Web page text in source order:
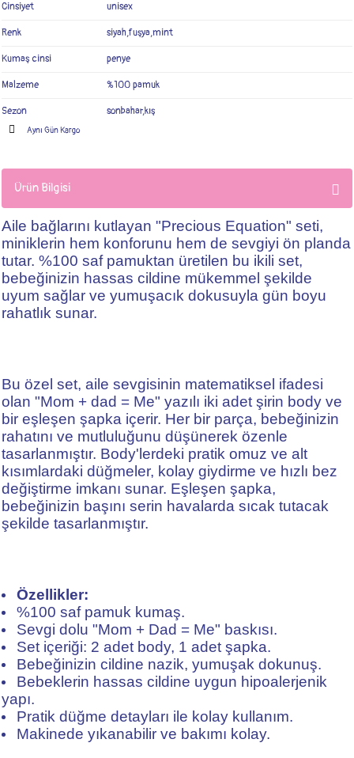
Cinsiyet unisex
Renk siyah,fuşya,mint
Kumaş cinsi penye
Malzeme %100 pamuk
Sezon sonbahar,kış
Aynı Gün Kargo
Ürün Bilgisi
Aile bağlarını kutlayan "Precious Equation" seti,
miniklerin hem konforunu hem de sevgiyi ön planda
tutar. %100 saf pamuktan üretilen bu ikili set,
bebeğinizin hassas cildine mükemmel şekilde
uyum sağlar ve yumuşacık dokusuyla gün boyu
rahatlık sunar.
Bu özel set, aile sevgisinin matematiksel ifadesi
olan "Mom + dad = Me" yazılı iki adet şirin body ve
bir eşleşen şapka içerir. Her bir parça, bebeğinizin
rahatını ve mutluluğunu düşünerek özenle
tasarlanmıştır. Body'lerdeki pratik omuz ve alt
kısımlardaki düğmeler, kolay giydirme ve hızlı bez
değiştirme imkanı sunar. Eşleşen şapka,
bebeğinizin başını serin havalarda sıcak tutacak
şekilde tasarlanmıştır.
Özellikler:
%100 saf pamuk kumaş.
Sevgi dolu "Mom + Dad = Me" baskısı.
Set içeriği: 2 adet body, 1 adet şapka.
Bebeğinizin cildine nazik, yumuşak dokunuş.
Bebeklerin hassas cildine uygun hipoalerjenik
yapı.
Pratik düğme detayları ile kolay kullanım.
Makinede yıkanabilir ve bakımı kolay.